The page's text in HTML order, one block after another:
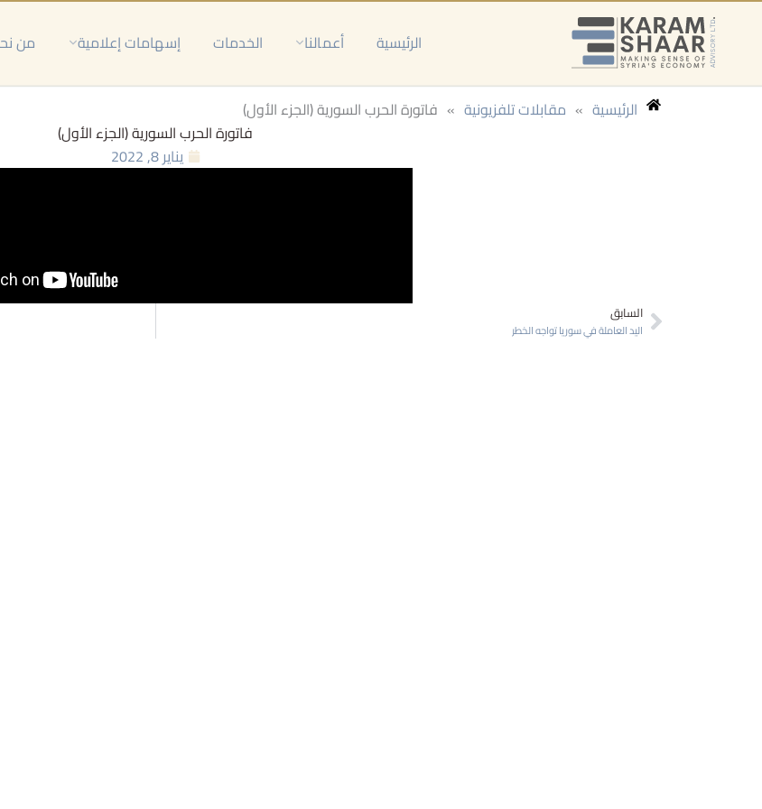
تخطي
المحتوى
الرئيسية أعمالنا الخدمات إسهامات إعلامية من
الرئيسية » مقابلات تلفزيونية » فاتورة الحرب السورية (الجزء الأول)
فاتورة الحرب السورية (الجزء الأول)
يناير 8, 2022
Prev
السابق
اليد العاملة في سوريا تواجه الخطر